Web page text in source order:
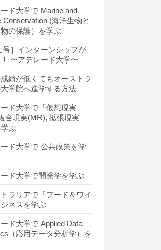
ド大学で Marine and
Conservation (海洋生物と
の保護）を学ぶ
号］インターンシップが
〜アデレード大学〜
績が低くてもオーストラ
学院へ進学する方法
ド大学で「仮想現実
合現実(MR), 拡張現実
ぶ
ド大学で 公共政策を学
ド大学で開発学を学ぶ
ラリアで「フード＆ワイ
ネスを学ぶ
ド大学で Applied Data
（応用データ分析学）を